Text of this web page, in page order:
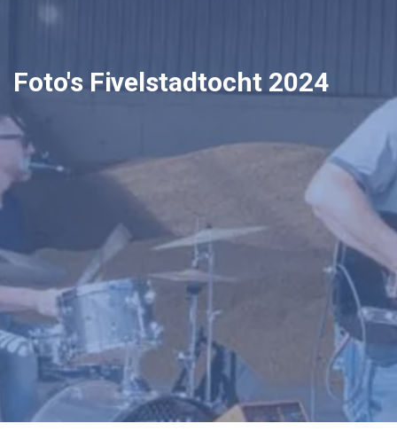
Foto's Fivelstadtocht 2024